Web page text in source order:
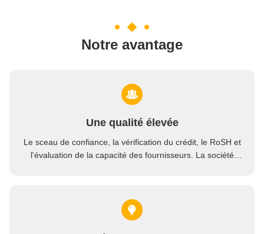
Notre avantage
Une qualité élevée
Le sceau de confiance, la vérification du crédit, le RoSH et
l'évaluation de la capacité des fournisseurs. La société